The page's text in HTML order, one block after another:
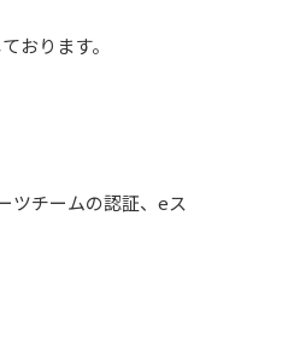
おります。
ツチームの認証、eス